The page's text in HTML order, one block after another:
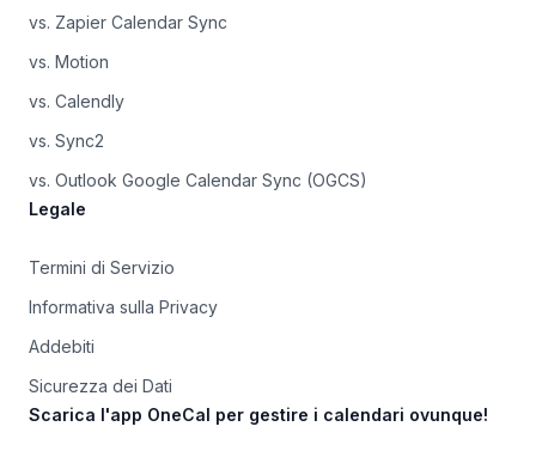
vs. Zapier Calendar Sync
vs. Motion
vs. Calendly
vs. Sync2
vs. Outlook Google Calendar Sync (OGCS)
Legale
Termini di Servizio
Informativa sulla Privacy
Addebiti
Sicurezza dei Dati
Scarica l'app OneCal per gestire i calendari ovunque!